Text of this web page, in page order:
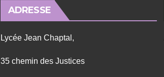
ADRESSE
Lycée Jean Chaptal,
35 chemin des Justices